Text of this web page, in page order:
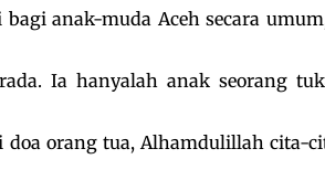
anak-muda Aceh secara
Ia hanyalah anak seorang
doa orang tua, Alhamdulillah